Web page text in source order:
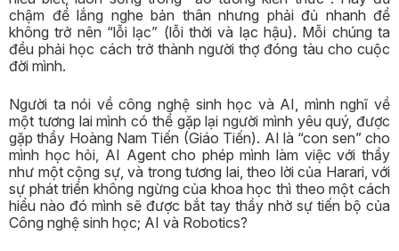
chậm để lắng nghe bản thân nhưng phải đủ nhanh để
không trở nên “lỗi lạc” (lỗi thời và lạc hậu). Mỗi chúng ta
đều phải học cách trở thành người thợ đóng tàu cho cuộc
đời mình.
Người ta nói về công nghệ sinh học và AI, mình nghĩ về
một tương lai mình có thể gặp lại người mình yêu quý, được
gặp thầy Hoàng Nam Tiến (Giáo Tiến). AI là “con sen” cho
mình học hỏi, AI Agent cho phép mình làm việc với thầy
như một cộng sự, và trong tương lai, theo lời của Harari, với
sự phát triển không ngừng của khoa học thì theo một cách
hiểu nào đó mình sẽ được bắt tay thầy nhờ sự tiến bộ của
Công nghệ sinh học; AI và Robotics?